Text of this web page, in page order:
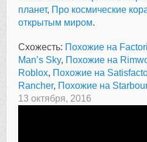
планет, Про космические
открытым миром.
Схожесть: Похожие на
Man’s Sky, Похожие на
Roblox, Похожие на
Rancher, Похожие на
13 октября, 2016